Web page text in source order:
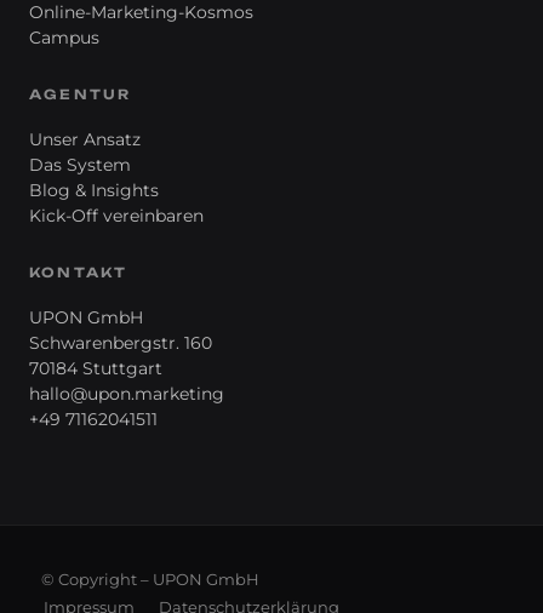
Online-Marketing-Kosmos
Campus
AGENTUR
Unser Ansatz
Das System
Blog & Insights
Kick-Off vereinbaren
KONTAKT
UPON GmbH
Schwarenbergstr. 160
70184 Stuttgart
hallo@upon.marketing
+49 71162041511
© Copyright – UPON GmbH
Impressum
Datenschutzerklärung